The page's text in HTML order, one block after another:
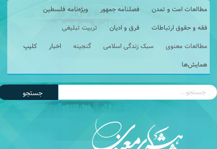
مطالعات امت و تمدن فصلنامه جمهور
ویژه‌نامه فلسطین
فقه و حقوق ارتباطات
فرق و ادیان
تربیت تبلیغی
مطالعات معنوی
سبک زندگی اسلامی گنجینه اخبار
کلیپ
همایش‌ها
جستجو